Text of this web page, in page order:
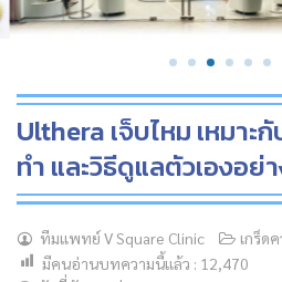
Ulthera เจ็บไหม เหมาะ
ทำ และวิธีดูแลตัวเองอย่
ทีมแพทย์ V Square Clinic เกร็ด
มีคนอ่านบทความนี้แล้ว : 12,470